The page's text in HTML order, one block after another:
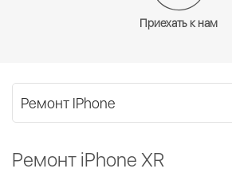
Приехать к нам
Ремонт iPhone XR